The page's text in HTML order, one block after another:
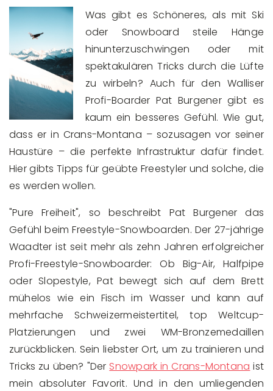
Was gibt es Schöneres, als mit Ski
oder Snowboard steile Hänge
hinunterzuschwingen oder mit
spektakulären Tricks durch die Lüfte
zu wirbeln? Auch für den Walliser
Profi-Boarder Pat Burgener gibt es
kaum ein besseres Gefühl. Wie gut,
dass er in Crans-Montana – sozusagen vor seiner
Haustüre – die perfekte Infrastruktur dafür findet.
Hier gibts Tipps für geübte Freestyler und solche, die
es werden wollen.
"Pure Freiheit", so beschreibt Pat Burgener das
Gefühl beim Freestyle-Snowboarden. Der 27-jährige
Waadter ist seit mehr als zehn Jahren erfolgreicher
Profi-Freestyle-Snowboarder: Ob Big-Air, Halfpipe
oder Slopestyle, Pat bewegt sich auf dem Brett
mühelos wie ein Fisch im Wasser und kann auf
mehrfache Schweizermeistertitel, top Weltcup-
Platzierungen und zwei WM-Bronzemedaillen
zurückblicken. Sein liebster Ort, um zu trainieren und
Tricks zu üben? "Der Snowpark in Crans-Montana ist
mein absoluter Favorit. Und in den umliegenden